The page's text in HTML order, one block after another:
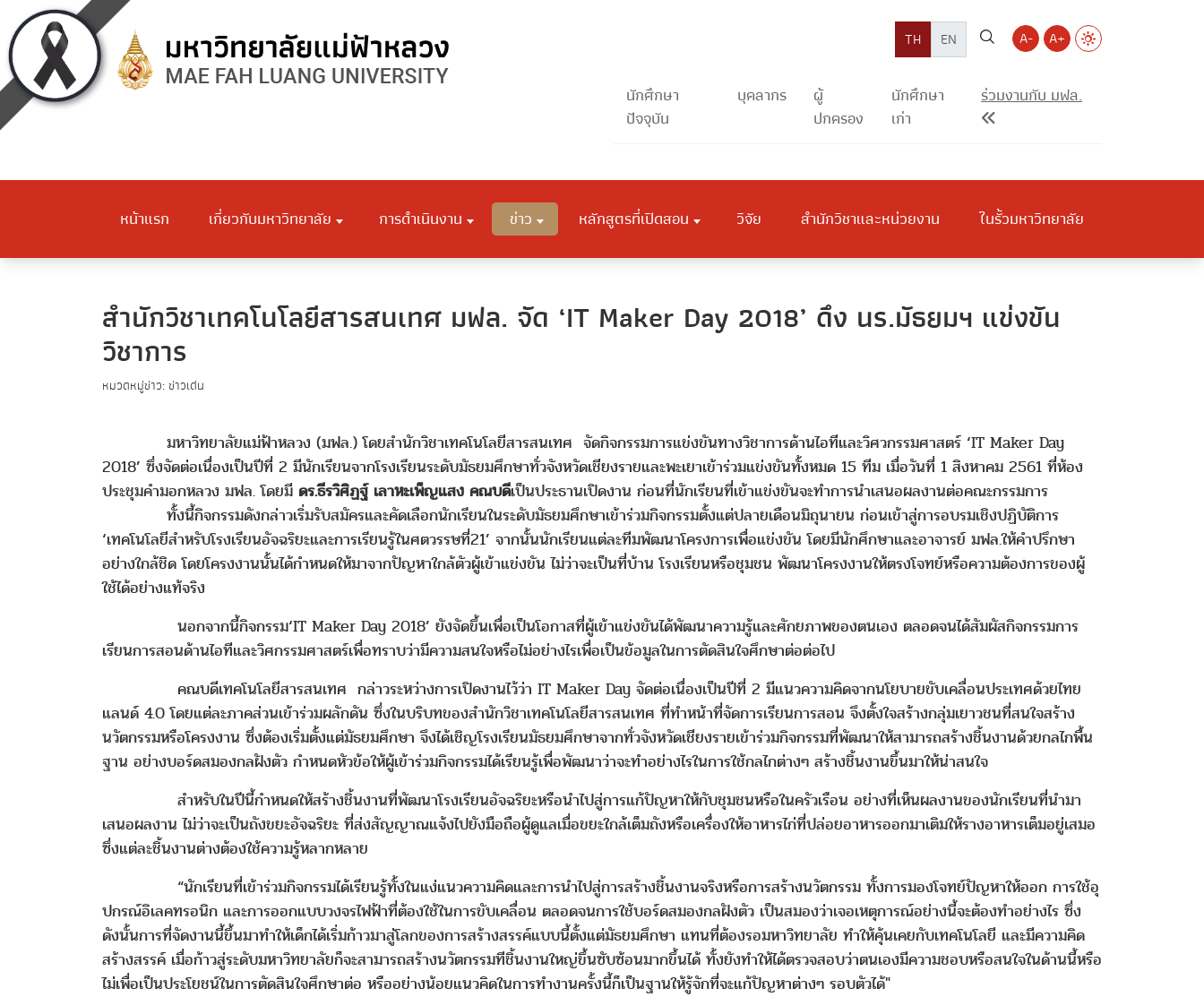
TH EN A- A+
นักศึกษา
ปัจจุบัน
บุคลากร
ผู้
ปกครอง
นักศึกษา
เก่า
ร่วมงานกับ มฟล.
หน้าแรก เกี่ยวกับมหาวิทยาลัย การดำเนินงาน ข่าว หลักสูตรที่เปิดสอน วิจัย สำนักวิชาและหน่วยงาน ในรั้วมหาวิทยาลัย
สำนักวิชาเทคโนโลยีสารสนเทศ มฟล. จัด ‘IT Maker Day 2018’ ดึง นร.มัธยมฯ แข่งขัน
วิชาการ
หมวดหมู่ข่าว: ข่าวเด่น
มหาวิทยาลัยแม่ฟ้าหลวง (มฟล.) โดยสำนักวิชาเทคโนโลยีสารสนเทศ จัดกิจกรรมการแข่งขันทางวิชาการด้านไอทีและวิศวกรรมศาสตร์ ‘IT Maker Day
2018’ ซึ่งจัดต่อเนื่องเป็นปีที่ 2 มีนักเรียนจากโรงเรียนระดับมัธยมศึกษาทั่วจังหวัดเชียงรายและพะเยาเข้าร่วมแข่งขันทั้งหมด 15 ทีม เมื่อวันที่ 1 สิงหาคม 2561 ที่ห้อง
ประชุมคำมอกหลวง มฟล. โดยมี ดร.ธีรวิศิฏฐ์ เลาหะเพ็ญแสง คณบดีเป็นประธานเปิดงาน ก่อนที่นักเรียนที่เข้าแข่งขันจะทำการนำเสนอผลงานต่อคณะกรรมการ
ทั้งนี้กิจกรรมดังกล่าวเริ่มรับสมัครและคัดเลือกนักเรียนในระดับมัธยมศึกษาเข้าร่วมกิจกรรมตั้งแต่ปลายเดือนมิถุนายน ก่อนเข้าสู่การอบรมเชิงปฏิบัติการ
‘เทคโนโลยีสำหรับโรงเรียนอัจฉริยะและการเรียนรู้ในศตวรรษที่21’ จากนั้นนักเรียนแต่ละทีมพัฒนาโครงการเพื่อแข่งขัน โดยมีนักศึกษาและอาจารย์ มฟล.ให้คำปรึกษา
อย่างใกล้ชิด โดยโครงงานนั้นได้กำหนดให้มาจากปัญหาใกล้ตัวผู้เข้าแข่งขัน ไม่ว่าจะเป็นที่บ้าน โรงเรียนหรือชุมชน พัฒนาโครงงานให้ตรงโจทย์หรือความต้องการของผู้
ใช้ได้อย่างแท้จริง
นอกจากนี้กิจกรรม‘IT Maker Day 2018’ ยังจัดขึ้นเพื่อเป็นโอกาสที่ผู้เข้าแข่งขันได้พัฒนาความรู้และศักยภาพของตนเอง ตลอดจนได้สัมผัสกิจกรรมการ
เรียนการสอนด้านไอทีและวิศกรรมศาสตร์เพื่อทราบว่ามีความสนใจหรือไม่อย่างไรเพื่อเป็นข้อมูลในการตัดสินใจศึกษาต่อต่อไป
คณบดีเทคโนโลยีสารสนเทศ กล่าวระหว่างการเปิดงานไว้ว่า IT Maker Day จัดต่อเนื่องเป็นปีที่ 2 มีแนวความคิดจากนโยบายขับเคลื่อนประเทศด้วยไทย
แลนด์ 4.0 โดยแต่ละภาคส่วนเข้าร่วมผลักดัน ซึ่งในบริบทของสำนักวิชาเทคโนโลยีสารสนเทศ ที่ทำหน้าที่จัดการเรียนการสอน จึงตั้งใจสร้างกลุ่มเยาวชนที่สนใจสร้าง
นวัตกรรมหรือโครงงาน ซึ่งต้องเริ่มตั้งแต่มัธยมศึกษา จึงได้เชิญโรงเรียนมัธยมศึกษาจากทั่วจังหวัดเชียงรายเข้าร่วมกิจกรรมที่พัฒนาให้สามารถสร้างชิ้นงานด้วยกลไกพื้น
ฐาน อย่างบอร์ดสมองกลฝังตัว กำหนดหัวข้อให้ผู้เข้าร่วมกิจกรรมได้เรียนรู้เพื่อพัฒนาว่าจะทำอย่างไรในการใช้กลไกต่างๆ สร้างชิ้นงานขึ้นมาให้น่าสนใจ
สำหรับในปีนี้กำหนดให้สร้างชิ้นงานที่พัฒนาโรงเรียนอัจฉริยะหรือนำไปสู่การแก้ปัญหาให้กับชุมชนหรือในครัวเรือน อย่างที่เห็นผลงานของนักเรียนที่นำมา
เสนอผลงาน ไม่ว่าจะเป็นถังขยะอัจฉริยะ ที่ส่งสัญญาณแจ้งไปยังมือถือผู้ดูแลเมื่อขยะใกล้เต็มถังหรือเครื่องให้อาหารไก่ที่ปล่อยอาหารออกมาเติมให้รางอาหารเต็มอยู่เสมอ
ซึ่งแต่ละชิ้นงานต่างต้องใช้ความรู้หลากหลาย
“นักเรียนที่เข้าร่วมกิจกรรมได้เรียนรู้ทั้งในแง่แนวความคิดและการนำไปสู่การสร้างชิ้นงานจริงหรือการสร้างนวัตกรรม ทั้งการมองโจทย์ปัญหาให้ออก การใช้อุ
ปกรณ์อิเลคทรอนิก และการออกแบบวงจรไฟฟ้าที่ต้องใช้ในการขับเคลื่อน ตลอดจนการใช้บอร์ดสมองกลฝังตัว เป็นสมองว่าเจอเหตุการณ์อย่างนี้จะต้องทำอย่างไร ซึ่ง
ดังนั้นการที่จัดงานนี้ขึ้นมาทำให้เด็กได้เริ่มก้าวมาสู่โลกของการสร้างสรรค์แบบนี้ตั้งแต่มัธยมศึกษา แทนที่ต้องรอมหาวิทยาลัย ทำให้คุ้นเคยกับเทคโนโลยี และมีความคิด
สร้างสรรค์ เมื่อก้าวสู่ระดับมหาวิทยาลัยก็จะสามารถสร้างนวัตกรรมทีชิ้นงานใหญ่ขึ้นซับซ้อนมากขึ้นได้ ทั้งยังทำให้ได้ตรวจสอบว่าตนเองมีความชอบหรือสนใจในด้านนี้หรือ
ไม่เพื่อเป็นประโยชน์ในการตัดสินใจศึกษาต่อ หรืออย่างน้อยแนวคิดในการทำงานครั้งนี้ก็เป็นฐานให้รู้จักที่จะแก้ปัญหาต่างๆ รอบตัวได้"